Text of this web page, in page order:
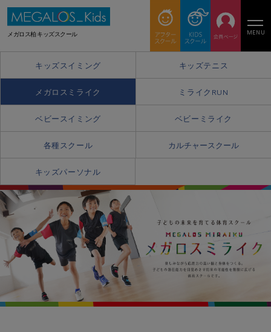
メガロス柏 キッズスクール MENU
キッズスイミング キッズテニス
メガロスミライク ミライクRUN
ベビースイミング ベビーミライク
各種スクール カルチャースクール
キッズパーソナル